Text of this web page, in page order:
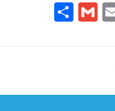
Email
Gmail